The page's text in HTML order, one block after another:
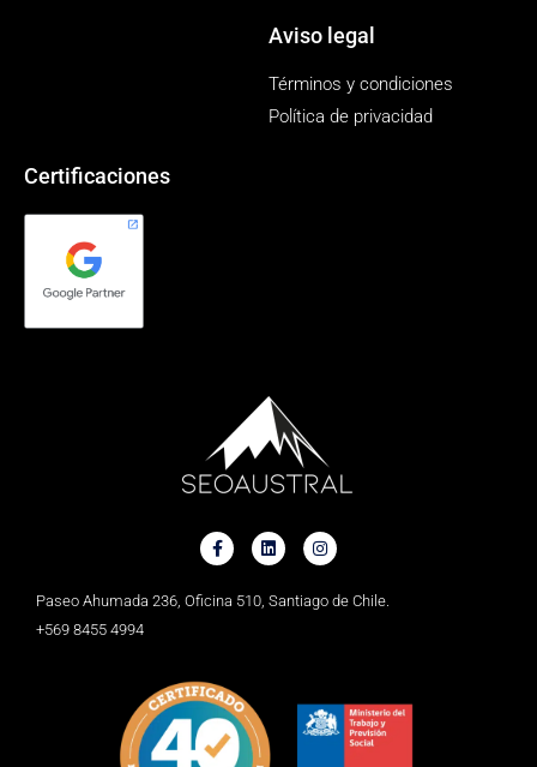
Aviso legal
Términos y condiciones
Política de privacidad
Certificaciones
Paseo Ahumada 236, Oficina 510, Santiago de Chile.
+569 8455 4994